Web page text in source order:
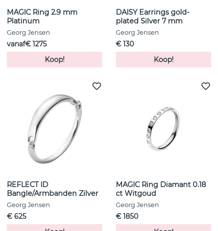
MAGIC Ring 2.9 mm
Platinum
Georg Jensen
vanaf€ 1275
Koop!
DAISY Earrings gold-
plated Silver 7 mm
Georg Jensen
€ 130
Koop!
REFLECT ID
Bangle/Armbanden Zilver
Georg Jensen
€ 625
MAGIC Ring Diamant 0.18
ct Witgoud
Georg Jensen
€ 1850